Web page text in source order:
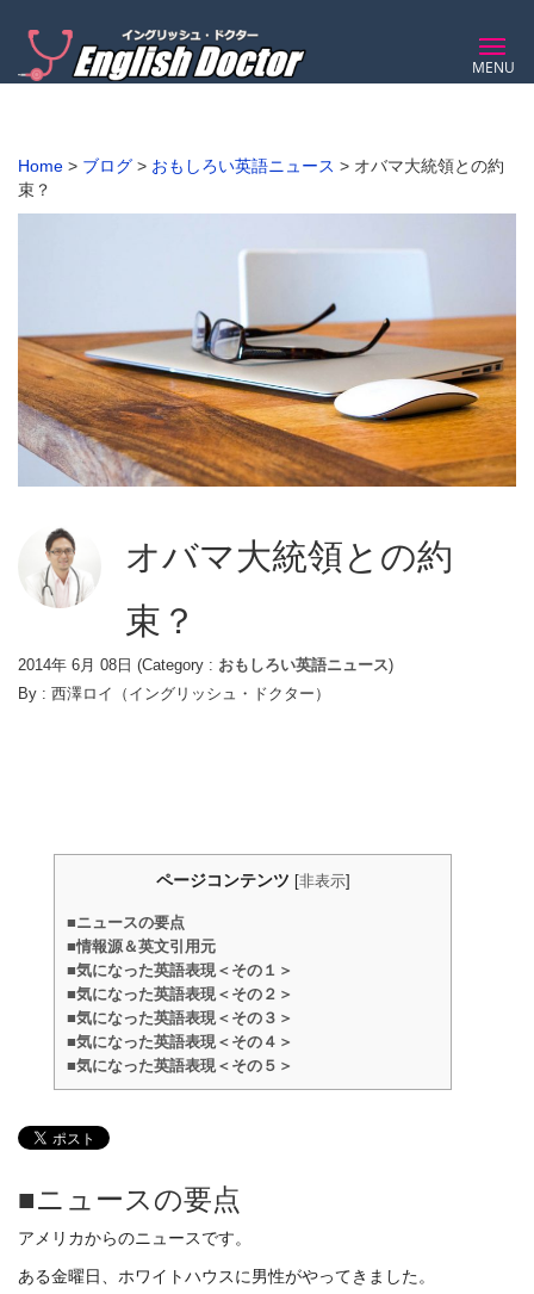
MENU
Home > ブログ > おもしろい英語ニュース > オバマ大統領との約
束？
オバマ大統領との約
束？
2014年 6月 08日 (Category : おもしろい英語ニュース)
By : 西澤ロイ（イングリッシュ・ドクター）
ページコンテンツ 非表示]
■ニュースの要点
■情報源＆英文引用元
■気になった英語表現＜その１＞
■気になった英語表現＜その２＞
■気になった英語表現＜その３＞
■気になった英語表現＜その４＞
■気になった英語表現＜その５＞
■ニュースの要点
アメリカからのニュースです。
ある金曜日、ホワイトハウスに男性がやってきました。